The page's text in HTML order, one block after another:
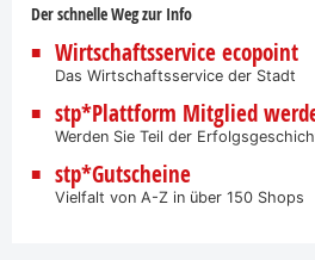
Der schnelle Weg zur Info
Wirtschaftsservice ecopoint
Das Wirtschaftsservice der Stadt
stp*Plattform Mitglied
Werden Sie Teil der
stp*Gutscheine
Vielfalt von A-Z in über 150 Shops